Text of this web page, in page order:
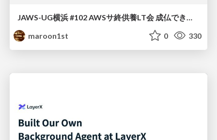
maroon1st
0 330